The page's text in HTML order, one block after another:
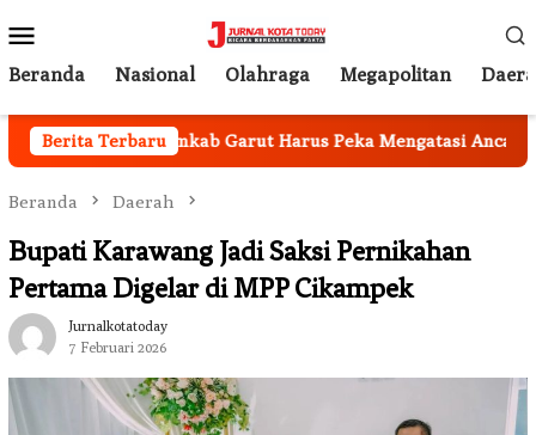
ke
kontenMobile
Beranda Nasional Olahraga Megapolitan
Berita Terbaru
Nasional, Pemkab Garut Harus Peka Mengatasi Ancaman
Beranda Daerah
Bupati Karawang Jadi Saksi Pernikahan
Pertama Digelar di MPP Cikampek
Jurnalkotatoday
7 Februari 2026